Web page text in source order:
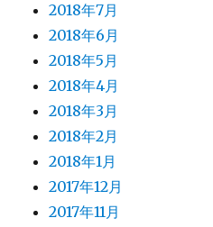
2018年7月
2018年6月
2018年5月
2018年4月
2018年3月
2018年2月
2018年1月
2017年12月
2017年11月